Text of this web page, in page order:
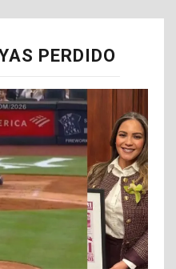
PERDIDO